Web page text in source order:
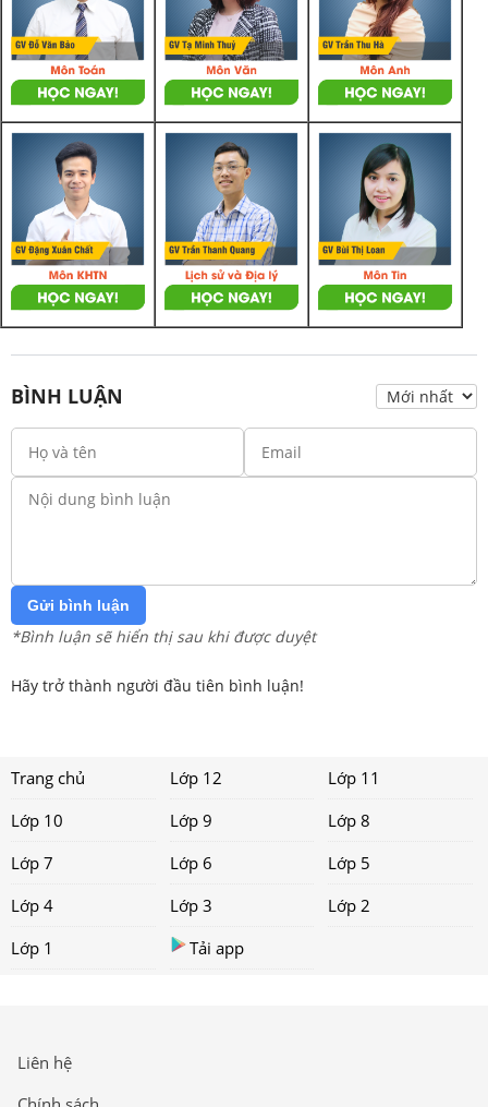
BÌNH LUẬN
Gửi bình luận
*Bình luận sẽ hiển thị sau khi được duyệt
Hãy trở thành người đầu tiên bình luận!
Trang chủ Lớp 12
Lớp 11
Lớp 10
Lớp 9
Lớp 8
Lớp 7
Lớp 6
Lớp 5
Lớp 4
Lớp 3
Lớp 2
Lớp 1
Tải app
Liên hệ